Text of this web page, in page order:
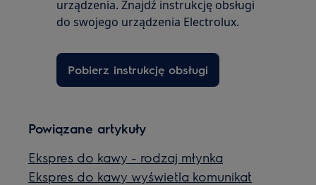
urządzenia. Znajdź instrukcję obsługi
do swojego urządzenia Electrolux.
Pobierz instrukcję obsługi
Powiązane artykuły
Ekspres do kawy - rodzaj młynka
Ekspres do kawy wyświetla komunikat